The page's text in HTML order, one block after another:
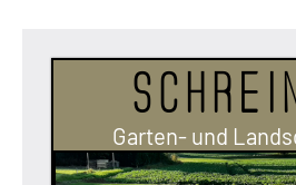
Garten- und